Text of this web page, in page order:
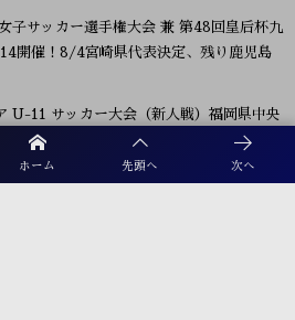
ホーム 先頭へ 次へ
子サッカー選手権大会 兼 第48回皇后杯九
開催！8/4宮崎県代表決定、残り鹿児島
U-11 サッカー大会（新人戦）福岡県中央
募集